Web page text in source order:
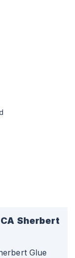
CA Sherbert
Glue